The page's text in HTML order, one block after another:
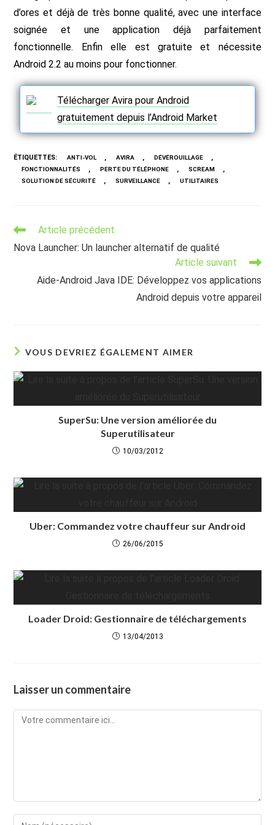
d’ores et déjà de très bonne qualité, avec une interface
soignée et une application déjà parfaitement
fonctionnelle. Enfin elle est gratuite et nécessite
Android 2.2 au moins pour fonctionner.
Télécharger Avira pour Android
gratuitement depuis l’Android Market
ÉTIQUETTES: ANTI-VOL , AVIRA , DÉVÉROUILLAGE ,
FONCTIONNALITÉS , PERTE DU TÉLÉPHONE , SCREAM ,
SOLUTION DE SÉCURITÉ , SURVEILLANCE , UTILITAIRES
Read
articles
Article précédent
Nova Launcher: Un launcher alternatif de qualité
Article suivant
Aide-Android Java IDE: Développez vos applications
Android depuis votre appareil
VOUS DEVRIEZ ÉGALEMENT AIMER
SuperSu: Une version améliorée du
Superutilisateur
10/03/2012
Uber: Commandez votre chauffeur sur Android
26/06/2015
Loader Droid: Gestionnaire de téléchargements
13/04/2013
Laisser un commentaire
Comment
Enter